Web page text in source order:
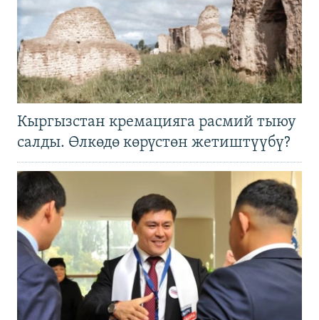
Кыргызстан кремацияга расмий тыюу
салды. Өлкөдө көрүстөн жетиштүүбү?